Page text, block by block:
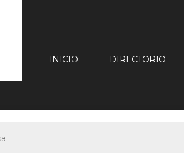
INICIO DIRECTORIO